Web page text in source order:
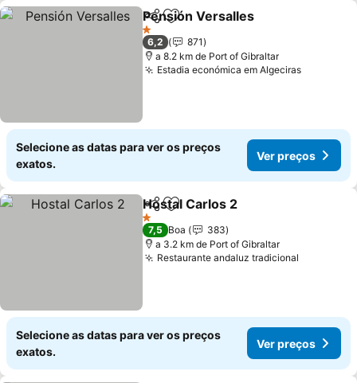
PartilharAdicionar aos favoritos
Pensión Versalles
1 Estrelas
6,2
871
a 8.2 km de Port of Gibraltar
Estadia económica em AlgecirasVer
Selecione as datas para ver os preços
exatos.
Ver preços
PartilharAdicionar aos favoritos
Hostal Carlos 2
1 Estrelas
7,5 Boa
383
a 3.2 km de Port of Gibraltar
Restaurante andaluz tradicional
Selecione as datas para ver os preços
exatos.
Ver preços